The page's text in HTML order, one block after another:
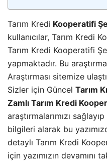
Tarım Kredi Kooperatifi
kullanıcılar, Tarım Kredi
Tarım Kredi Kooperatifi
yapmaktadır. Bu
Araştırması sitemize
Sizler için Güncel Tarım
Zamlı Tarım Kredi
araştırmalarımızı
bilgileri alarak bu
detaylı Tarım Kredi
için yazımızın devamını